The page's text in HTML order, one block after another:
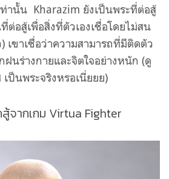
ท่านั้น Kharazim ยังเป็นพระที่ต่อสู้
ต่อสู้เพื่อสิ่งที่ตัวเองเชื่อโดยไม่สน
เขาเชื่อว่าความสามารถที่มีติดตัว
นร่างกายและจิตใจอย่างหนัก (ดู
ป็นพระจริงหรอเนี่ยยย)
จากเกม Virtua Fighter